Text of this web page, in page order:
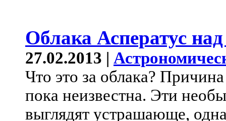
Облака Асператус
27.02.2013 |
Что это за облака?
пока неизвестна. Эти
выглядят устрашающе,